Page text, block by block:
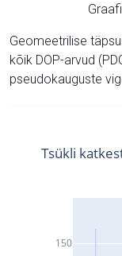
Geomeetrilise
kõik DOP-arvud
pseudokauguste
150
Tsükli